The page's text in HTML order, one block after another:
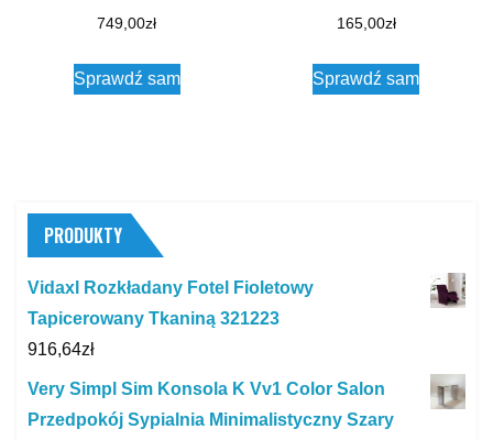
749,00zł
Sprawdź sam
165,00zł
Sprawdź sam
PRODUKTY
Vidaxl Rozkładany Fotel Fioletowy
Tapicerowany Tkaniną 321223
916,64zł
Very Simpl Sim Konsola K Vv1 Color Salon
Przedpokój Sypialnia Minimalistyczny Szary